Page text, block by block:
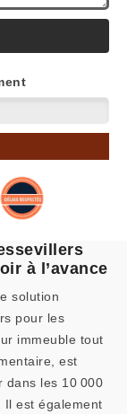
à l’avance
solution
pour les
immeuble tout
est
dans les 10 000
Il est également